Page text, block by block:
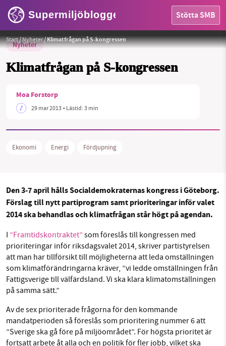
Supermiljöbloggen Stötta SMB
HEM
OMRÅDEN
MILJÖFAKTA
Sök Sparade inlägg Tipsa oss
Facebook Instagram BlueSky
LinkedIn
Start/Nyheter/Klimatfrågan på S-kongressen
Nyheter
Klimatfrågan på S-kongressen
Moa Forstorp
29 mar 2013• Lästid:3 min
Ekonomi Energi Fördjupning
Den 3-7 april hålls Socialdemokraternas kongress i Göteborg.
Förslag till nytt partiprogram samt prioriteringar inför valet
2014 ska behandlas och klimatfrågan står högt på agendan.
I ”Framtidskontraktet” som föreslås till kongressen med
prioriteringar inför riksdagsvalet 2014, skriver partistyrelsen
att man har tillförsikt till möjligheterna att leda omställningen
som klimatförändringarna kräver, ”vi ledde omställningen från
Fattigsverige till välfärdsland. Vi ska klara klimatomställningen
på samma sätt.”
Av de sex prioriterade frågorna för den kommande
mandatperioden så föreslås som prioritering nummer 6 att
”Sverige ska gå före på miljöområdet”. För högsta prioritet är
fortsatt arbete åt alla och en politik för fler jobb, vilket ska
SMB kämpar för en hållbar framtid. Sedan
starten 2010 har vår ideella redaktion drivit
miljödebatten framåt genom
nyhetsbevakning och granskningar. Nu vill vi
utveckla vårt arbete – och vi hoppas att du
vill hjälpa oss.